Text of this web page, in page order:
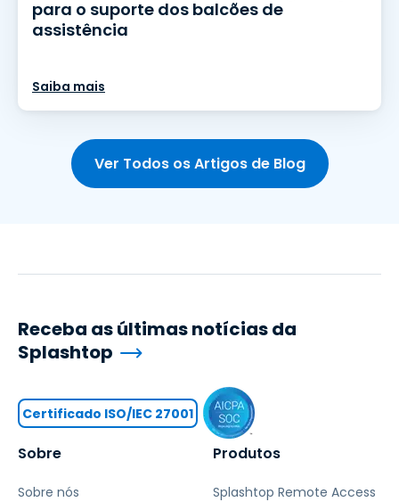
para o suporte dos balcões de
assistência
Saiba mais
Ver Todos os Artigos de Blog
Sobre
Sobre nós
Produtos
Splashtop Remote Access
Receba as últimas notícias da
Splashtop
Certificado ISO/IEC 27001